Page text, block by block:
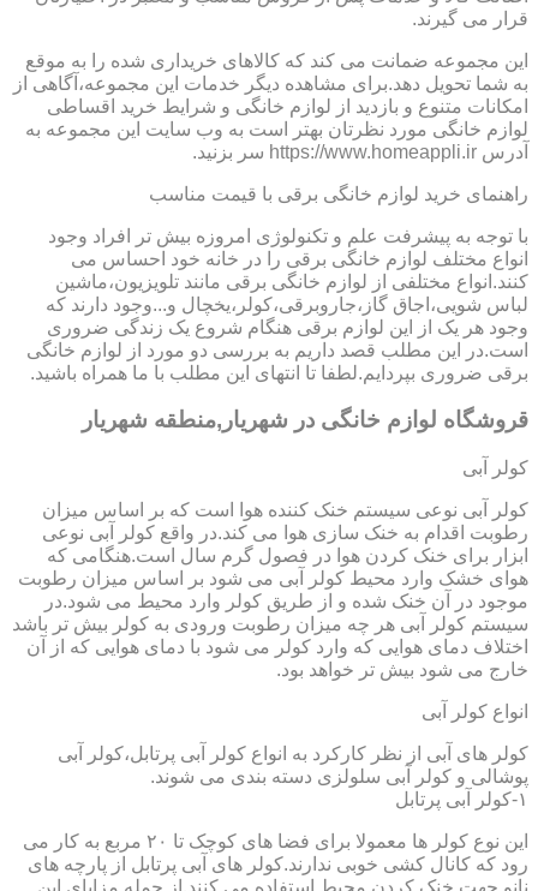
قرار می گیرند.
این مجموعه ضمانت می کند که کالاهای خریداری شده را به موقع
به شما تحویل دهد.برای مشاهده دیگر خدمات این مجموعه،آگاهی از
امکانات متنوع و بازدید از لوازم خانگی و شرایط خرید اقساطی
لوازم خانگی مورد نظرتان بهتر است به وب سایت این مجموعه به
آدرس https://www.homeappli.ir سر بزنید.
راهنمای خرید لوازم خانگی برقی با قیمت مناسب
با توجه به پیشرفت علم و تکنولوژی امروزه بیش تر افراد وجود
انواع مختلف لوازم خانگی برقی را در خانه خود احساس می
کنند.انواع مختلفی از لوازم خانگی برقی مانند تلویزیون،ماشین
لباس شویی،اجاق گاز،جاروبرقی،کولر،یخچال و...وجود دارند که
وجود هر یک از این لوازم برقی هنگام شروع یک زندگی ضروری
است.در این مطلب قصد داریم به بررسی دو مورد از لوازم خانگی
برقی ضروری بپردایم.لطفا تا انتهای این مطلب با ما همراه باشید.
قروشگاه لوازم خانگی در شهریار,منطقه شهریار
کولر آبی
کولر آبی نوعی سیستم خنک کننده هوا است که بر اساس میزان
رطوبت اقدام به خنک سازی هوا می کند.در واقع کولر آبی نوعی
ابزار برای خنک کردن هوا در فصول گرم سال است.هنگامی که
هوای خشک وارد محیط کولر آبی می شود بر اساس میزان رطوبت
موجود در آن خنک شده و از طریق کولر وارد محیط می شود.در
سیستم کولر آبی هر چه میزان رطوبت ورودی به کولر بیش تر باشد
اختلاف دمای هوایی که وارد کولر می شود با دمای هوایی که از آن
خارج می شود بیش تر خواهد بود.
انواع کولر آبی
کولر های آبی از نظر کارکرد به انواع کولر آبی پرتابل،کولر آبی
پوشالی و کولر آبی سلولزی دسته بندی می شوند.
۱-کولر آبی پرتابل
این نوع کولر ها معمولا برای فضا های کوچک تا ۲۰ مربع به کار می
رود که کانال کشی خوبی ندارند.کولر های آبی پرتابل از پارچه های
نانو جهت خنک کردن محیط استفاده می کنند.از جمله مزایای این